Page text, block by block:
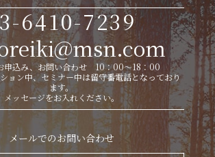
6410-7239
申込み、お問い合わせ 10：00～18：00
ョン中、セミナー中は留守番電話となっており
ます。
メッセージをお入れください。
メールでのお問い合わせ